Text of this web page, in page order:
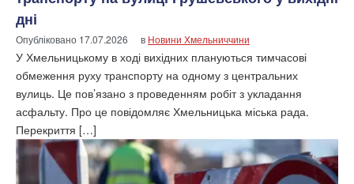
дні
Опубліковано 17.07.2026 в Новини Хмельниччини
У Хмельницькому в ході вихідних плануються тимчасові
обмеження руху транспорту на одному з центральних
вулиць. Це пов’язано з проведенням робіт з укладання
асфальту. Про це повідомляє Хмельницька міська рада.
Перекриття […]